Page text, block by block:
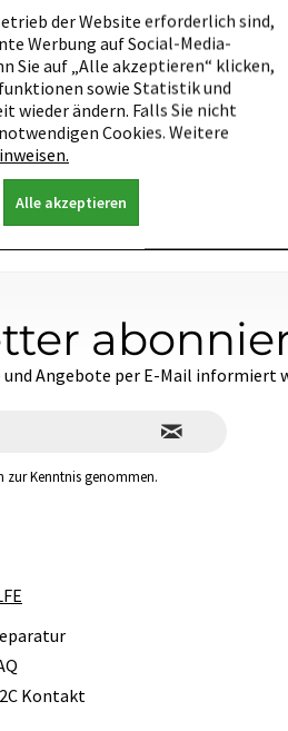
zur Kenntnis genommen.
an Packstationen.
Angebote per E-Mail informiert
zur Kenntnis genommen.
Kontakt
der Website erforderlich sind,
Werbung auf Social-Media-
Sie auf „Alle akzeptieren“ klicken,
sowie Statistik und
wieder ändern. Falls Sie nicht
Cookies. Weitere
Alle akzeptieren